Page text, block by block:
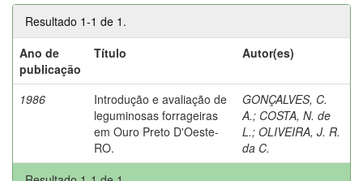
Resultado 1-1 de 1.
Ano de
publicação
Título Autor(es)
1986
Introdução e avaliação de
leguminosas forrageiras
em Ouro Preto D'Oeste-
RO.
GONÇALVES, C.
A.; COSTA, N. de
L.; OLIVEIRA, J. R.
da C.